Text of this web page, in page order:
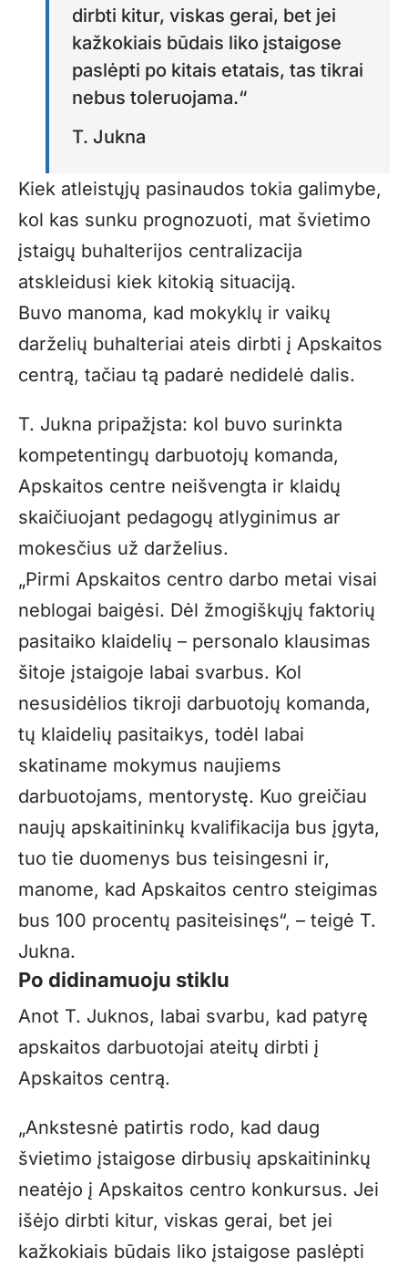
dirbti kitur, viskas gerai, bet jei
kažkokiais būdais liko įstaigose
paslėpti po kitais etatais, tas tikrai
nebus toleruojama.“
T. Jukna
Kiek atleistųjų pasinaudos tokia galimybe,
kol kas sunku prognozuoti, mat švietimo
įstaigų buhalterijos centralizacija
atskleidusi kiek kitokią situaciją.
Buvo manoma, kad mokyklų ir vaikų
darželių buhalteriai ateis dirbti į Apskaitos
centrą, tačiau tą padarė nedidelė dalis.
T. Jukna pripažįsta: kol buvo surinkta
kompetentingų darbuotojų komanda,
Apskaitos centre neišvengta ir klaidų
skaičiuojant pedagogų atlyginimus ar
mokesčius už darželius.
„Pirmi Apskaitos centro darbo metai visai
neblogai baigėsi. Dėl žmogiškųjų faktorių
pasitaiko klaidelių – personalo klausimas
šitoje įstaigoje labai svarbus. Kol
nesusidėlios tikroji darbuotojų komanda,
tų klaidelių pasitaikys, todėl labai
skatiname mokymus naujiems
darbuotojams, mentorystę. Kuo greičiau
naujų apskaitininkų kvalifikacija bus įgyta,
tuo tie duomenys bus teisingesni ir,
manome, kad Apskaitos centro steigimas
bus 100 procentų pasiteisinęs“, – teigė T.
Jukna.
Po didinamuoju stiklu
Anot T. Juknos, labai svarbu, kad patyrę
apskaitos darbuotojai ateitų dirbti į
Apskaitos centrą.
„Ankstesnė patirtis rodo, kad daug
švietimo įstaigose dirbusių apskaitininkų
neatėjo į Apskaitos centro konkursus. Jei
išėjo dirbti kitur, viskas gerai, bet jei
kažkokiais būdais liko įstaigose paslėpti